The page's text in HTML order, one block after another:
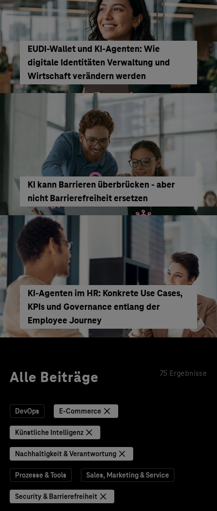
EUDI-Wallet und KI-Agenten: Wie
digitale Identitäten Verwaltung und
Wirtschaft verändern werden
KI kann Barrieren überbrücken - aber
nicht Barrierefreiheit ersetzen
KI‑Agenten im HR: Konkrete Use Cases,
KPIs und Governance entlang der
Employee Journey
Alle Beiträge 75 Ergebnisse
DevOps E-Commerce
Künstliche Intelligenz
Nachhaltigkeit & Verantwortung
Prozesse & Tools Sales, Marketing & Service
Security & Barrierefreiheit